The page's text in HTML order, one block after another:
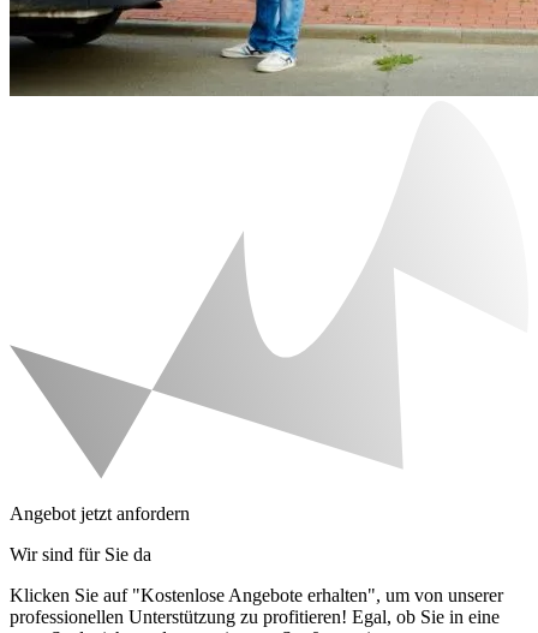
Angebot jetzt anfordern
Wir sind für Sie da
Klicken Sie auf "Kostenlose Angebote erhalten", um von unserer
professionellen Unterstützung zu profitieren! Egal, ob Sie in eine